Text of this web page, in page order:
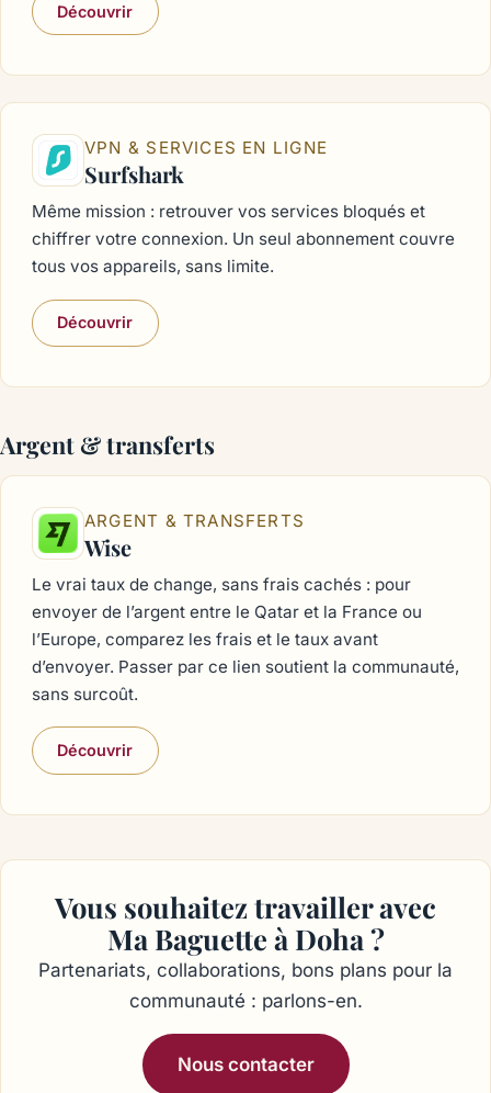
Découvrir
VPN & SERVICES EN LIGNE
Surfshark
Même mission : retrouver vos services bloqués et
chiffrer votre connexion. Un seul abonnement couvre
tous vos appareils, sans limite.
Découvrir
Argent & transferts
ARGENT & TRANSFERTS
Wise
Le vrai taux de change, sans frais cachés : pour
envoyer de l’argent entre le Qatar et la France ou
l’Europe, comparez les frais et le taux avant
d’envoyer. Passer par ce lien soutient la communauté,
sans surcoût.
Découvrir
Vous souhaitez travailler avec
Ma Baguette à Doha ?
Partenariats, collaborations, bons plans pour la
communauté : parlons-en.
Nous contacter